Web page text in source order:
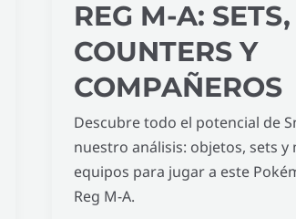
REG M-A: SETS,
COUNTERS Y
COMPAÑEROS
Descubre todo el potencial de
nuestro análisis: objetos, sets y
equipos para jugar a este
Reg M-A.